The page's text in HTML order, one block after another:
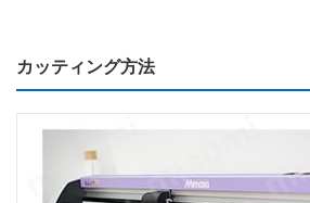
カッティング方法